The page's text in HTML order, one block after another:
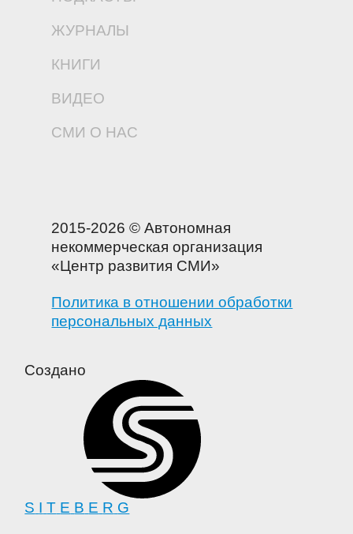
ЖУРНАЛЫ
КНИГИ
ВИДЕО
СМИ О НАС
2015-2026 © Автономная
некоммерческая организация
«Центр развития СМИ»
Политика в отношении обработки
персональных данных
Создано
S I T E B E R G